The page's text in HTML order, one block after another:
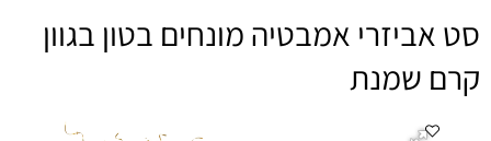
סט אביזרי אמבטיה מונחים בטון בגוון
קרם שמנת